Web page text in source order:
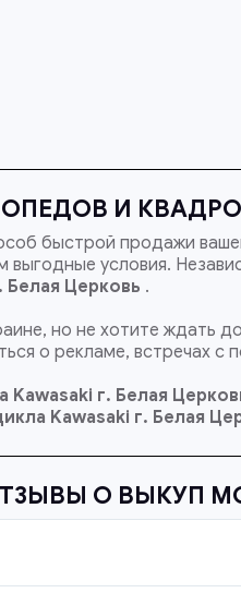
И
быстрой продажи
условия.
Белая Церковь .
но не хотите
о рекламе, встречах с
Kawasaki г. Белая
Kawasaki г. Белая
О ВЫКУП